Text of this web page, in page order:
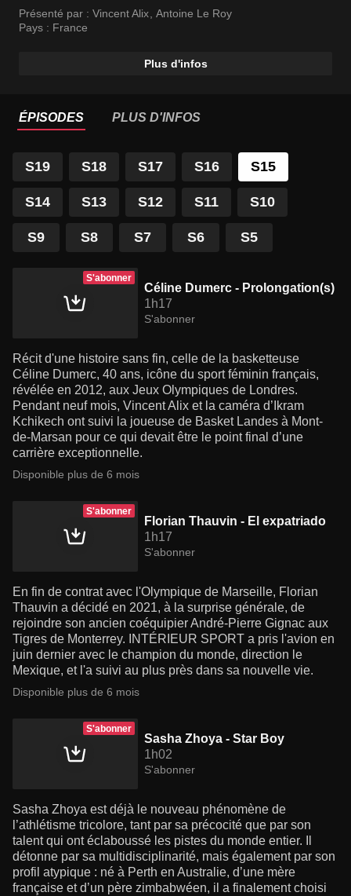
Monterrey.
Présenté par : Vincent Alix Antoine Le Roy
Pays : France
Plus d'infos
ÉPISODES PLUS D'INFOS
S19 S18 S17 S16 S15
S14 S13 S12 S11 S10
S9 S8 S7 S6 S5
S'abonner
Céline Dumerc - Prolongation(s)
1h17
S'abonner
Récit d'une histoire sans fin, celle de la basketteuse
Céline Dumerc, 40 ans, icône du sport féminin français,
révélée en 2012, aux Jeux Olympiques de Londres.
Pendant neuf mois, Vincent Alix et la caméra d’Ikram
Kchikech ont suivi la joueuse de Basket Landes à Mont-
de-Marsan pour ce qui devait être le point final d’une
carrière exceptionnelle.
Disponible plus de 6 mois
S'abonner
Florian Thauvin - El expatriado
1h17
S'abonner
En fin de contrat avec l'Olympique de Marseille, Florian
Thauvin a décidé en 2021, à la surprise générale, de
rejoindre son ancien coéquipier André-Pierre Gignac aux
Tigres de Monterrey. INTÉRIEUR SPORT a pris l'avion en
juin dernier avec le champion du monde, direction le
Mexique, et l'a suivi au plus près dans sa nouvelle vie.
Disponible plus de 6 mois
S'abonner
Sasha Zhoya - Star Boy
1h02
S'abonner
Sasha Zhoya est déjà le nouveau phénomène de
l’athlétisme tricolore, tant par sa précocité que par son
talent qui ont éclaboussé les pistes du monde entier. Il
détonne par sa multidisciplinarité, mais également par son
profil atypique : né à Perth en Australie, d’une mère
française et d’un père zimbabwéen, il a finalement choisi